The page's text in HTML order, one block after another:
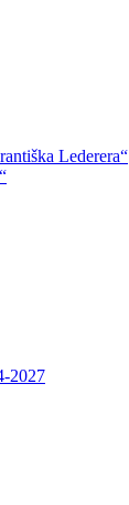
Lederera“
2027